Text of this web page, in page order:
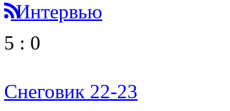
Интервью
5 : 0
Снеговик 22-23